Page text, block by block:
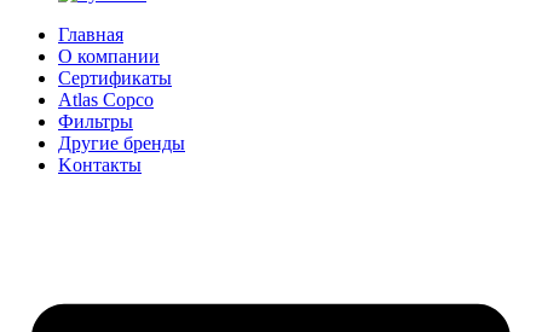
Главная
О компании
Сертификаты
Atlas Copco
Фильтры
Другие бренды
Kонтакты